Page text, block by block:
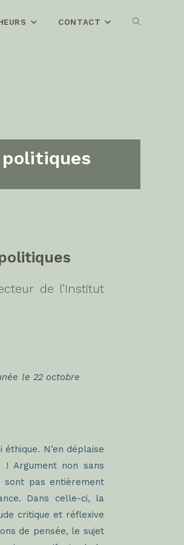
CONTACT
de l’Institut
le 22 octobre
N’en déplaise
! Argument non sans
sont pas entièrement
Dans celle-ci, la
critique et réflexive
de pensée, le sujet